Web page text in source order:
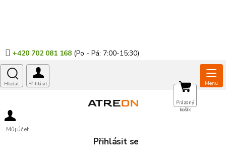
+420 702 081 168
Můj účet
Přihlásit se
NÁKUPNÍ
KOŠÍK
Prázdný
košík